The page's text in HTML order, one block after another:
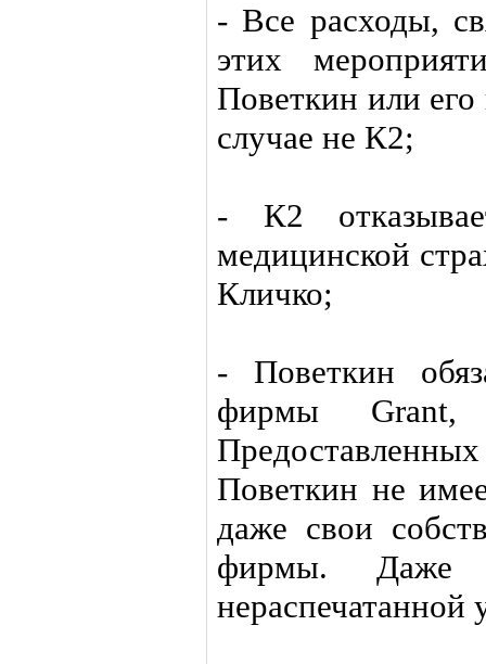
- Все расходы,
этих
Поветкин или
случае не К2;
- К2
медицинской
Кличко;
- Поветкин
фирмы Grant,
Поветкин не
даже свои
фирмы.
нераспечатанной